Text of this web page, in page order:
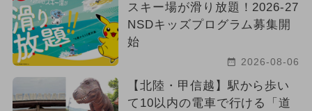
スキー場が滑り放題！2026-27
NSDキッズプログラム募集開
始
2026-08-06
【北陸・甲信越】駅から歩い
て10以内の電車で行ける「道